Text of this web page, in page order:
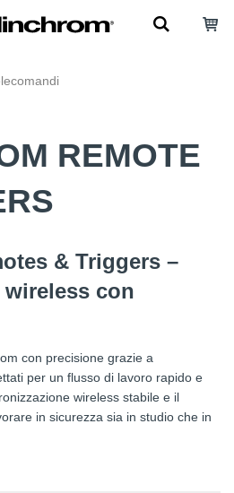
REMOTE
& Triggers –
con
con precisione grazie a
per un flusso di lavoro rapido e
wireless stabile e il
in sicurezza sia in studio che in